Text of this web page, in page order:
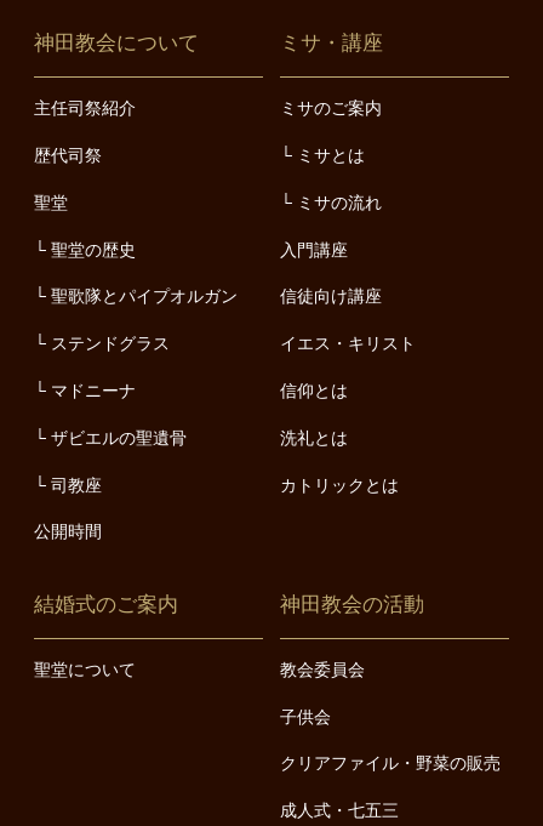
神田教会について
主任司祭紹介
歴代司祭
聖堂
聖堂の歴史
聖歌隊とパイプオルガン
ステンドグラス
マドニーナ
ザビエルの聖遺骨
司教座
公開時間
ミサ・講座
ミサのご案内
ミサとは
ミサの流れ
入門講座
信徒向け講座
イエス・キリスト
信仰とは
洗礼とは
カトリックとは
結婚式のご案内
聖堂について
神田教会の活動
教会委員会
子供会
クリアファイル・野菜の販売
成人式・七五三